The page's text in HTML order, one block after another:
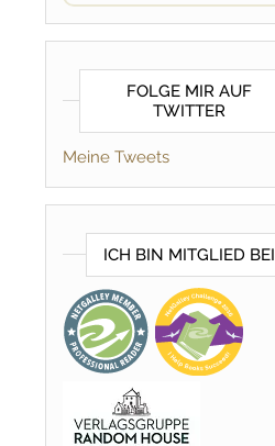
FOLGE MIR AUF
TWITTER
Meine Tweets
ICH BIN MITGLIED BEI